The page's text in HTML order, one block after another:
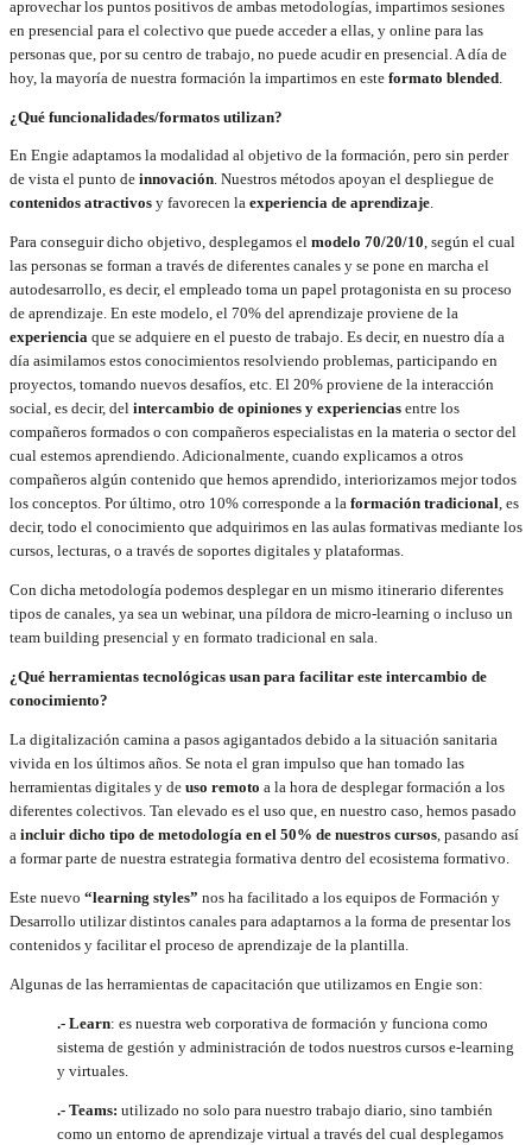
aprovechar los puntos positivos de ambas metodologías, impartimos sesiones
en presencial para el colectivo que puede acceder a ellas, y online para las
personas que, por su centro de trabajo, no puede acudir en presencial. A día de
hoy, la mayoría de nuestra formación la impartimos en este formato blended
¿Qué funcionalidades/formatos utilizan?
En Engie adaptamos la modalidad al objetivo de la formación, pero sin perder
de vista el punto de innovación. Nuestros métodos apoyan el despliegue de
contenidos atractivos y favorecen la experiencia de aprendizaje.
Para conseguir dicho objetivo, desplegamos el modelo 70/20/10, según el cual
las personas se forman a través de diferentes canales y se pone en marcha el
autodesarrollo, es decir, el empleado toma un papel protagonista en su proceso
de aprendizaje. En este modelo, el 70% del aprendizaje proviene de la
experiencia que se adquiere en el puesto de trabajo. Es decir, en nuestro día a
día asimilamos estos conocimientos resolviendo problemas, participando en
proyectos, tomando nuevos desafíos, etc. El 20% proviene de la interacción
social, es decir, del intercambio de opiniones y experiencias entre los
compañeros formados o con compañeros especialistas en la materia o sector del
cual estemos aprendiendo. Adicionalmente, cuando explicamos a otros
compañeros algún contenido que hemos aprendido, interiorizamos mejor todos
los conceptos. Por último, otro 10% corresponde a la formación tradicional, es
decir, todo el conocimiento que adquirimos en las aulas formativas mediante los
cursos, lecturas, o a través de soportes digitales y plataformas.
Con dicha metodología podemos desplegar en un mismo itinerario diferentes
tipos de canales, ya sea un webinar, una píldora de micro-learning o incluso un
team building presencial y en formato tradicional en sala.
¿Qué herramientas tecnológicas usan para facilitar este intercambio de
conocimiento?
La digitalización camina a pasos agigantados debido a la situación sanitaria
vivida en los últimos años. Se nota el gran impulso que han tomado las
herramientas digitales y de uso remoto a la hora de desplegar formación a los
diferentes colectivos. Tan elevado es el uso que, en nuestro caso, hemos pasado
a incluir dicho tipo de metodología en el 50% de nuestros cursos, pasando así
a formar parte de nuestra estrategia formativa dentro del ecosistema formativo.
Este nuevo “learning styles” nos ha facilitado a los equipos de Formación y
Desarrollo utilizar distintos canales para adaptarnos a la forma de presentar los
contenidos y facilitar el proceso de aprendizaje de la plantilla.
Algunas de las herramientas de capacitación que utilizamos en Engie son:
.- Learn: es nuestra web corporativa de formación y funciona como
sistema de gestión y administración de todos nuestros cursos e-learning
y virtuales.
.- Teams: utilizado no solo para nuestro trabajo diario, sino también
como un entorno de aprendizaje virtual a través del cual desplegamos